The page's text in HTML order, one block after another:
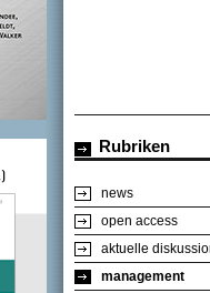
Rubriken
news
open access
aktuelle
management